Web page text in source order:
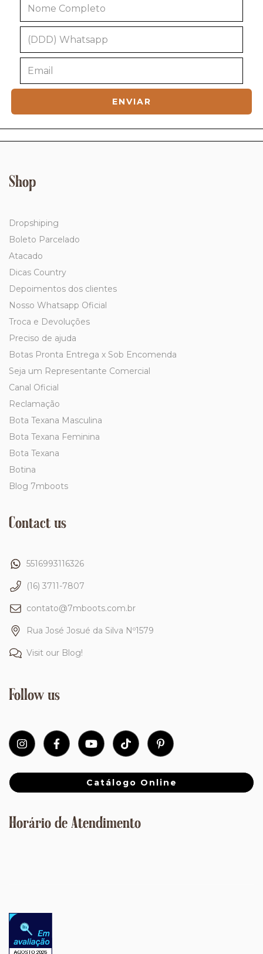
Shop
Dropshiping
Boleto Parcelado
Atacado
Dicas Country
Depoimentos dos clientes
Nosso Whatsapp Oficial
Troca e Devoluções
Preciso de ajuda
Botas Pronta Entrega x Sob Encomenda
Seja um Representante Comercial
Canal Oficial
Reclamação
Bota Texana Masculina
Bota Texana Feminina
Bota Texana
Botina
Blog 7mboots
Contact us
5516993116326
(16) 3711-7807
contato@7mboots.com.br
Rua José Josué da Silva Nº1579
Visit our Blog!
Follow us
Catálogo Online
Horário de Atendimento